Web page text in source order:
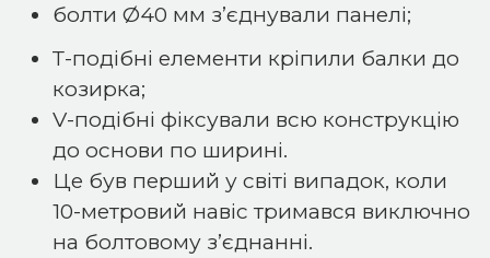
болти Ø40 мм зʼєднували панелі;
Т-подібні елементи кріпили балки до
козирка;
V-подібні фіксували всю конструкцію
до основи по ширині.
Це був перший у світі випадок, коли
10-метровий навіс тримався виключно
на болтовому з’єднанні.